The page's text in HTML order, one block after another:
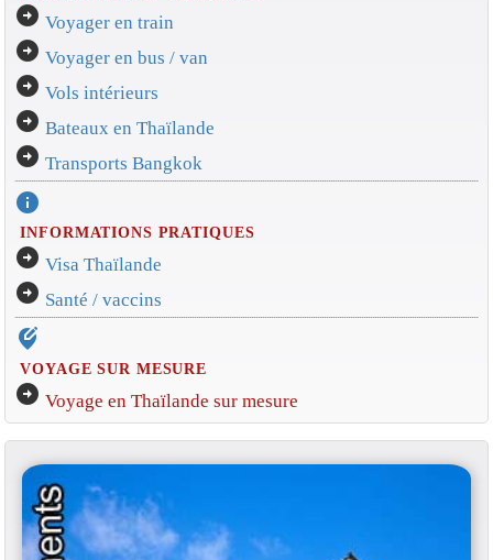
arrow_circle_right Voyager en train
arrow_circle_right Voyager en bus / van
arrow_circle_right Vols intérieurs
arrow_circle_right Bateaux en Thaïlande
arrow_circle_right Transports Bangkok
info
INFORMATIONS PRATIQUES
arrow_circle_right Visa Thaïlande
arrow_circle_right Santé / vaccins
edit_location_alt
VOYAGE SUR MESURE
arrow_circle_right Voyage en Thaïlande sur mesure